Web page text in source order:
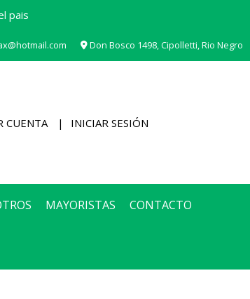
pais
Don Bosco 1498, Cipolletti, Rio Negro
CUENTA INICIAR SESIÓN
MAYORISTAS CONTACTO